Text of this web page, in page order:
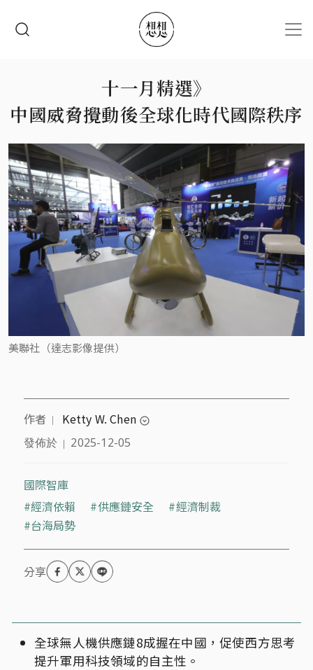
十一月精選》
中國威脅攪動後全球化時代國際秩序
美聯社（達志影像提供）
作者 ｜ Ketty W. Chen expand_circle_down
非政府組織民主倡議工作者。政治學博士，主要研究
發佈於 ｜ 2025-12-05
國際智庫
經濟依賴
供應鏈安全
經濟制裁
台海局勢
全球無人機供應鏈8成握在中國，促使西方思考
提升軍用科技領域的自主性。